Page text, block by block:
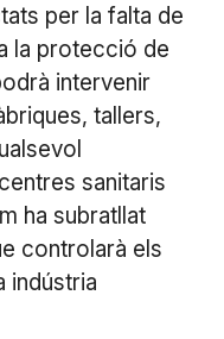
per la falta de
la protecció de
intervenir
tallers,
sanitaris
ha subratllat
controlarà els
indústria